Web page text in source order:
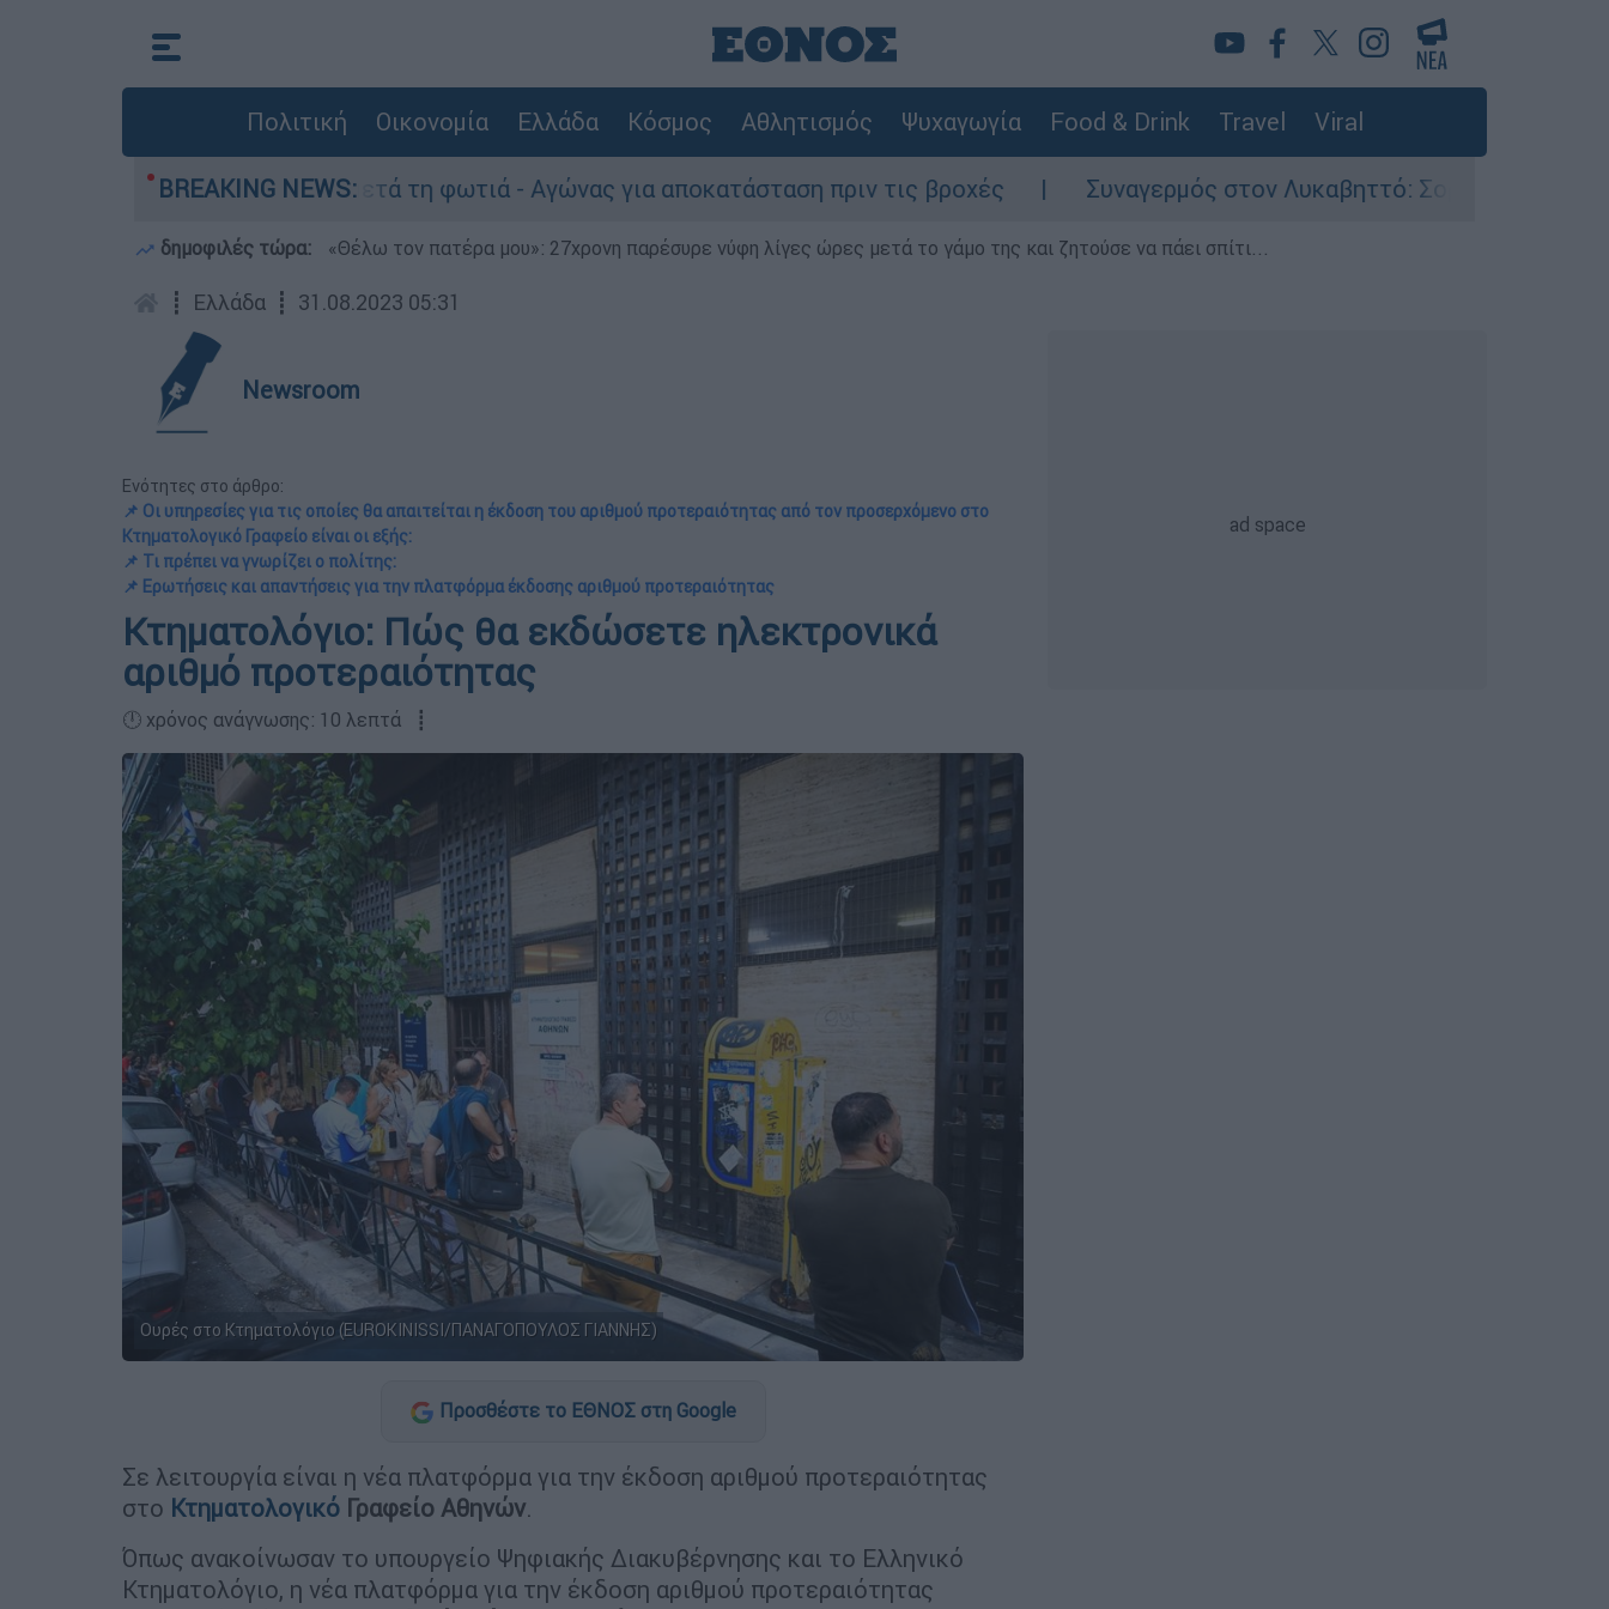
Πολιτική Οικονομία Ελλάδα Κόσμος Αθλητισμός Ψυχαγωγία Food & Drink Travel Viral
BREAKING NEWS:
Πόρτο Γερμανό μετά τη φωτιά - Αγώνας για αποκατάσταση πριν τις βροχές Συναγερμός στον Λυκαβηττό: Σορός σε προχωρημένη σήψη
δημοφιλές τώρα: «Θέλω τον πατέρα μου»: 27χρονη παρέσυρε νύφη λίγες ώρες μετά το γάμο της και ζητούσε να πάει σπίτι...
┋ Ελλάδα ┋ 31.08.2023 05:31
Newsroom
Ενότητες στο άρθρο:
📌 Οι υπηρεσίες για τις οποίες θα απαιτείται η έκδοση του αριθμού προτεραιότητας από τον προσερχόμενο στο
Κτηματολογικό Γραφείο είναι οι εξής:
📌 Τι πρέπει να γνωρίζει ο πολίτης:
📌 Ερωτήσεις και απαντήσεις για την πλατφόρμα έκδοσης αριθμού προτεραιότητας
Κτηματολόγιο: Πώς θα εκδώσετε ηλεκτρονικά
αριθμό προτεραιότητας
🕛 χρόνος ανάγνωσης: 10 λεπτά ┋
Ουρές στο Κτηματολόγιο (EUROKINISSI/ΠΑΝΑΓΟΠΟΥΛΟΣ ΓΙΑΝΝΗΣ)
Προσθέστε το ΕΘΝΟΣ στη Google
Σε λειτουργία είναι η νέα πλατφόρμα για την έκδοση αριθμού προτεραιότητας
στο Κτηματολογικό Γραφείο Αθηνών.
Όπως ανακοίνωσαν το υπουργείο Ψηφιακής Διακυβέρνησης και το Ελληνικό
Κτηματολόγιο, η νέα πλατφόρμα για την έκδοση αριθμού προτεραιότητας